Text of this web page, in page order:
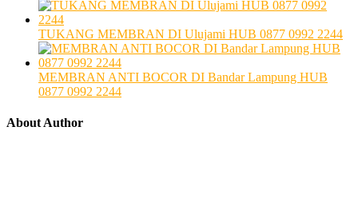
TUKANG MEMBRAN DI Ulujami HUB 0877 0992 2244
MEMBRAN ANTI BOCOR DI Bandar Lampung HUB
0877 0992 2244
About Author